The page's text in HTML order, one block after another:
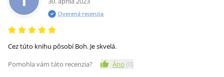
Overená recenzia
Cez túto knihu pôsobí Boh. Je skvelá.
Pomohla vám táto recenzia?
Áno (0)